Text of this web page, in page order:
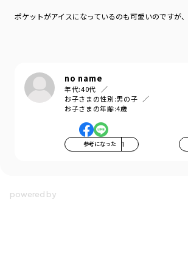
ポケットがアイスになっているのも可愛いのですが
no name
年代:40代
お子さまの性別:男の子
お子さまの年齢:4歳
参考になった 1